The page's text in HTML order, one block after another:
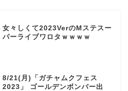
女々しくて2023VerのMステスー
パーライブワロタｗｗｗｗ
8/21(月)「ガチャムクフェス
2023」 ゴールデンボンバー出